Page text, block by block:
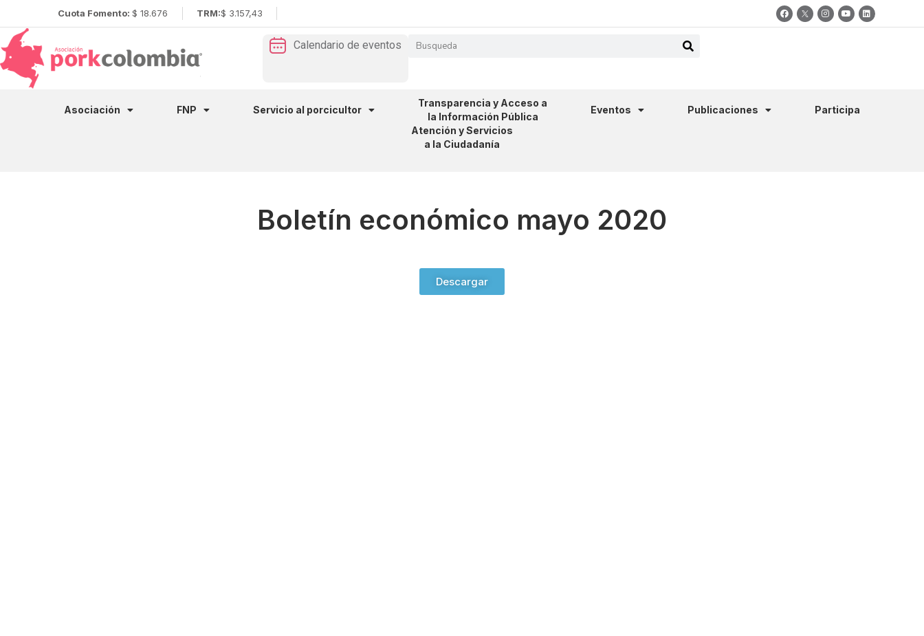
Cuota Fomento: $ 18.676 TRM:$ 3.157,43
Calendario de eventos
Asociación FNP Servicio al porcicultor
Transparencia y Acceso a
la Información Pública
Eventos Publicaciones
Participa
Atención y Servicios
a la Ciudadanía
Boletín económico mayo 2020
Descargar